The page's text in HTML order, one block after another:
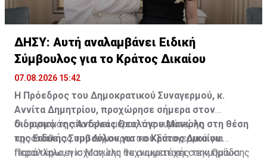
ΔΗΣΥ: Αυτή αναλαμβάνει Ειδική
Σύμβουλος για το Κράτος Δικαίου
07.08.2026 15:42
Η Πρόεδρος του Δημοκρατικού Συναγερμού, κ.
Αννίτα Δημητρίου, προχώρησε σήμερα στον
διορισμό της Άνδρεας Θεολόγου Μανώλη στη θέση
της Ειδικής Συμβούλου για το Κράτος Δικαίου.
Ο διορισμός αποτελεί μέρος της ευρύτερης
προσπάθειας του Δημοκρατικού Συναγερμού για
περαιτέρω ενίσχυση της τεχνοκρατικής τεκμηρίωσης
Παράλληλα, η κ. Μανώλη θα συμμετέχει στην Ομάδα